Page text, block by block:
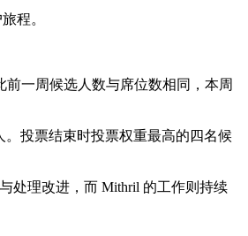
程。
前一周候选人数与席位数相同，本周
。投票结束时投票权重最高的四名候
处理改进，而 Mithril 的工作则持续